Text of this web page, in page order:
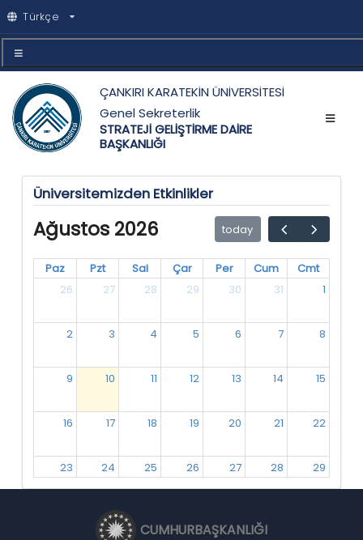
Türkçe
ÇANKIRI KARATEKİN ÜNİVERSİTESİ
Genel Sekreterlik
STRATEJİ GELİŞTİRME DAİRE
BAŞKANLIĞI
Üniversitemizden Etkinlikler
Ağustos 2026 today
Paz Pzt Sal Çar Per Cum
Cmt
26
27 28 29 30 31 1
2 3 4 5 6 7 8
9 10 11 12 13 14 15
16 17 18 19 20 21 22
23 24 25 26 27 28 29
31
CUMHURBAŞKANLIĞI